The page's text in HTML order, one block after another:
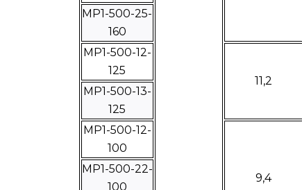
МР1-500-25-
160
МР1-500-12-
125
11,2
МР1-500-13-
125
МР1-500-12-
100
9,4
МР1-500-22-
100